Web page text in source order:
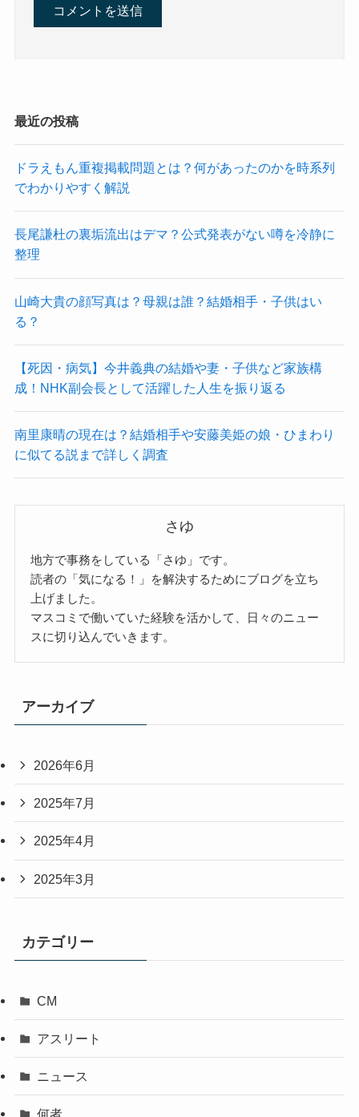
最近の投稿
ドラえもん重複掲載問題とは？何があったのかを時系列
でわかりやすく解説
長尾謙杜の裏垢流出はデマ？公式発表がない噂を冷静に
整理
山崎大貴の顔写真は？母親は誰？結婚相手・子供はい
る？
【死因・病気】今井義典の結婚や妻・子供など家族構
成！NHK副会長として活躍した人生を振り返る
南里康晴の現在は？結婚相手や安藤美姫の娘・ひまわり
に似てる説まで詳しく調査
さゆ
地方で事務をしている「さゆ」です。
読者の「気になる！」を解決するためにブログを立ち
上げました。
マスコミで働いていた経験を活かして、日々のニュー
スに切り込んでいきます。
アーカイブ
2026年6月
2025年7月
2025年4月
2025年3月
カテゴリー
CM
アスリート
ニュース
何者